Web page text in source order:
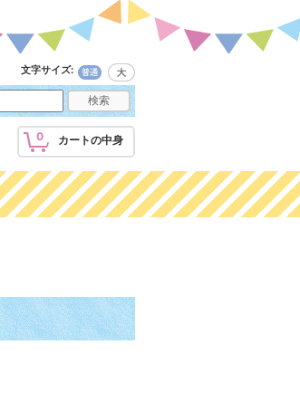
文字サイズ:
0 カートの中身